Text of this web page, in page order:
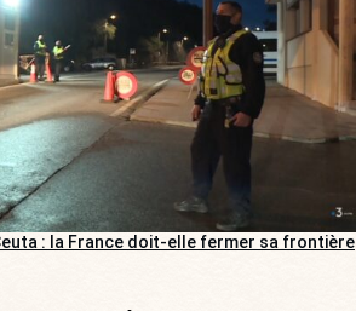
: la France doit-elle fermer sa frontière